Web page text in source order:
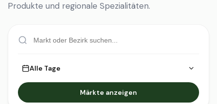
Produkte und regionale Spezialitäten.
Alle Tage
Märkte anzeigen